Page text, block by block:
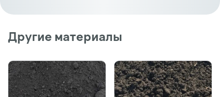
Другие материалы